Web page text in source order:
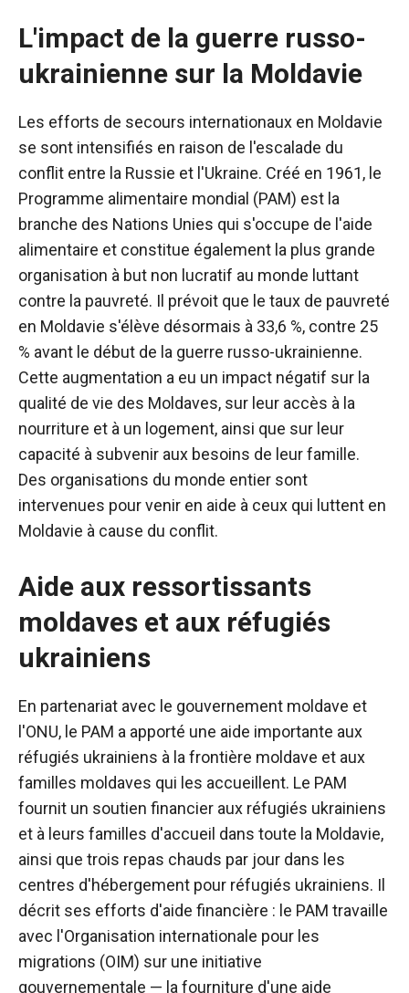
L'impact de la guerre russo-
ukrainienne sur la Moldavie
Les efforts de secours internationaux en Moldavie
se sont intensifiés en raison de l'escalade du
conflit entre la Russie et l'Ukraine. Créé en 1961, le
Programme alimentaire mondial (PAM) est la
branche des Nations Unies qui s'occupe de l'aide
alimentaire et constitue également la plus grande
organisation à but non lucratif au monde luttant
contre la pauvreté. Il prévoit que le taux de pauvreté
en Moldavie s'élève désormais à 33,6 %, contre 25
% avant le début de la guerre russo-ukrainienne.
Cette augmentation a eu un impact négatif sur la
qualité de vie des Moldaves, sur leur accès à la
nourriture et à un logement, ainsi que sur leur
capacité à subvenir aux besoins de leur famille.
Des organisations du monde entier sont
intervenues pour venir en aide à ceux qui luttent en
Moldavie à cause du conflit.
Aide aux ressortissants
moldaves et aux réfugiés
ukrainiens
En partenariat avec le gouvernement moldave et
l'ONU, le PAM a apporté une aide importante aux
réfugiés ukrainiens à la frontière moldave et aux
familles moldaves qui les accueillent. Le PAM
fournit un soutien financier aux réfugiés ukrainiens
et à leurs familles d'accueil dans toute la Moldavie,
ainsi que trois repas chauds par jour dans les
centres d'hébergement pour réfugiés ukrainiens. Il
décrit ses efforts d'aide financière : le PAM travaille
avec l'Organisation internationale pour les
migrations (OIM) sur une initiative
gouvernementale — la fourniture d'une aide